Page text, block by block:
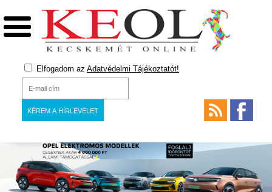
Elfogadom az Adatvédelmi Tájékoztatót!